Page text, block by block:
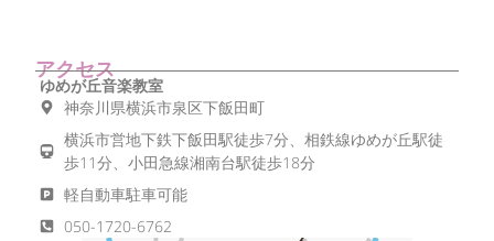
アクセス
ゆめが丘音楽教室
神奈川県横浜市泉区下飯田町
横浜市営地下鉄下飯田駅徒歩7分、相鉄線ゆめが丘駅徒
歩11分、小田急線湘南台駅徒歩18分
軽自動車駐車可能
050-1720-6762